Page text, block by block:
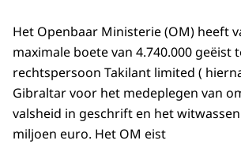
Het Openbaar Ministerie (OM) heeft
maximale boete van 4.740.000 geëist
rechtspersoon Takilant limited (
Gibraltar voor het medeplegen van
valsheid in geschrift en het
miljoen euro. Het OM eist